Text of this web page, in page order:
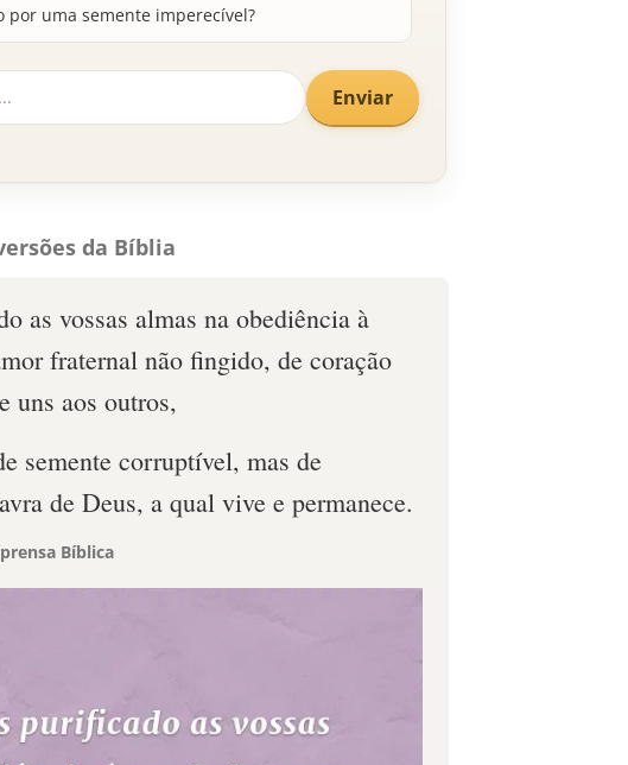
por uma semente imperecível?
Enviar
da Bíblia
as vossas almas na obediência à
fraternal não fingido, de coração
uns aos outros,
semente corruptível, mas de
de Deus, a qual vive e permanece.
Bíblica